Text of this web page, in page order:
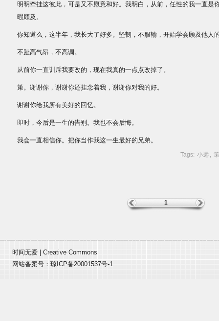
明明牵挂这彼此，可是又不愿意和好。我明白，从前，任性的我一直是
暇顾及。
你知道么，这半年，我长大了好多。坚韧，不服输，开始学会顾及他人
不趾高气昂，不高调。
从前你一直训斥我要改的，现在我真的一点点改掉了。
策。谢谢你，谢谢你还挂念着我，谢谢你对我的好。
谢谢你给我所有美好的回忆。
即时，今后是一生的告别。我也不会后悔。
我会一直相信你。把你当作我这一生最好的兄弟。
Tags: 小远 , 策
1
时间无爱
Creative Commons
网站备案号： 琼ICP备20001537号-1